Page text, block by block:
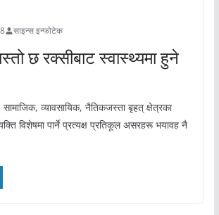
साइन्स इन्फोटेक
छ रक्सीबाट स्वास्थ्यमा हुने
सामाजिक, व्यावसायिक, नैतिकजस्ता बृहत् क्षेत्रका
विशेषमा पार्ने प्रत्यक्ष प्रतिकूल असरहरू भयावह नै